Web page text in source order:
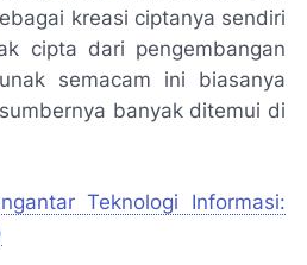
kreasi ciptanya sendiri
cipta dari pengembangan
semacam ini biasanya
banyak ditemui di
Teknologi Informasi: